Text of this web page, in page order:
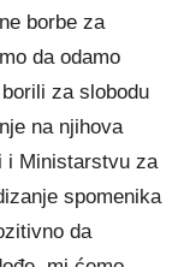
borbe za
da odamo
za slobodu
na njihova
i Ministarstvu za
spomenika
da